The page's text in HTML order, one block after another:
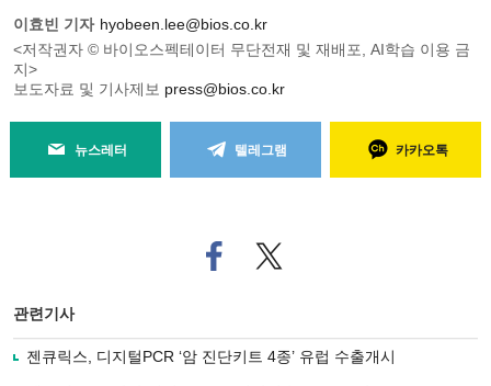
이효빈 기자 hyobeen.lee@bios.co.kr
<저작권자 © 바이오스펙테이터 무단전재 및 재배포, AI학습 이용 금
지>
보도자료 및 기사제보 press@bios.co.kr
뉴스레터 텔레그램 카카오톡
페
이
로
기
트위
터로
관련기사
젠큐릭스, 디지털PCR ‘암 진단키트 4종’ 유럽 수출개시